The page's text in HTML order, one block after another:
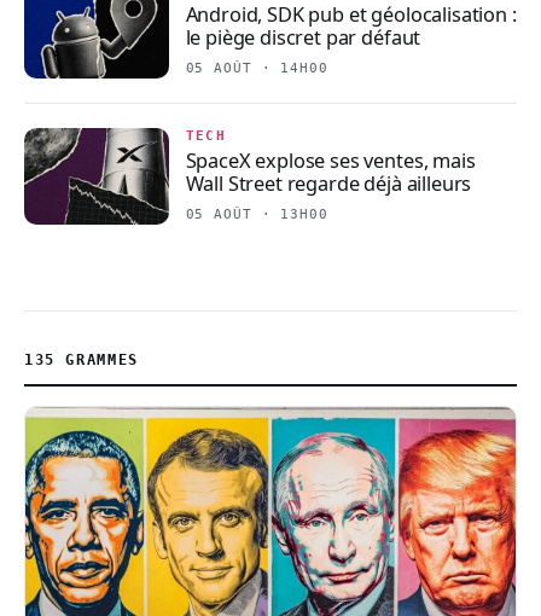
Android, SDK pub et géolocalisation :
le piège discret par défaut
05 AOÛT · 14H00
TECH
SpaceX explose ses ventes, mais
Wall Street regarde déjà ailleurs
05 AOÛT · 13H00
135 GRAMMES